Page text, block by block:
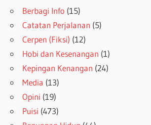
Berbagi Info (15)
Catatan Perjalanan (5)
Cerpen (Fiksi) (12)
Hobi dan Kesenangan (1)
Kepingan Kenangan (24)
Media (13)
Opini (19)
Puisi (473)